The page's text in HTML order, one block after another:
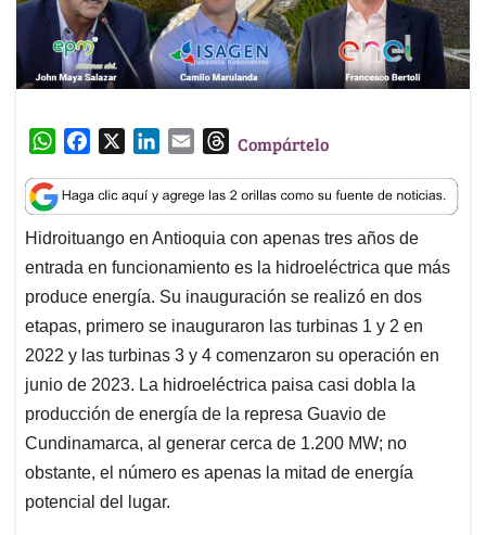
W
a
t
s
A
p
p
c
e
b
o
o
k
n
k
e
d
I
n
a
i
l
T
r
e
a
d
s
Compártelo
Hidroituango en Antioquia con apenas tres años de
entrada en funcionamiento es la hidroeléctrica que más
produce energía. Su inauguración se realizó en dos
etapas, primero se inauguraron las turbinas 1 y 2 en
2022 y las turbinas 3 y 4 comenzaron su operación en
junio de 2023. La hidroeléctrica paisa casi dobla la
producción de energía de la represa Guavio de
Cundinamarca, al generar cerca de 1.200 MW; no
obstante, el número es apenas la mitad de energía
potencial del lugar.